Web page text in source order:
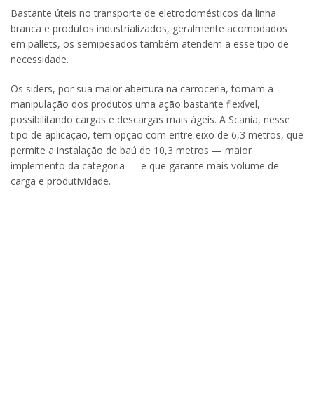
Bastante úteis no transporte de eletrodomésticos da linha
branca e produtos industrializados, geralmente acomodados
em pallets, os semipesados também atendem a esse tipo de
necessidade.
Os siders, por sua maior abertura na carroceria, tornam a
manipulação dos produtos uma ação bastante flexível,
possibilitando cargas e descargas mais ágeis. A Scania, nesse
tipo de aplicação, tem opção com entre eixo de 6,3 metros, que
permite a instalação de baú de 10,3 metros — maior
implemento da categoria — e que garante mais volume de
carga e produtividade.